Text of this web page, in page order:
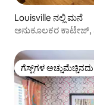
Louisville ನಲ್ಲಿ ಮನೆ
ಅನುಕೂಲಕರ ಕಾಟೇಜ್,
ಗೆಸ್ಟ್‌ಗಳ ಅಚ್ಚುಮೆಚ್ಚಿನದು
ಗೆಸ್ಟ್‌ಗಳ ಅಚ್ಚುಮೆಚ್ಚಿನದು